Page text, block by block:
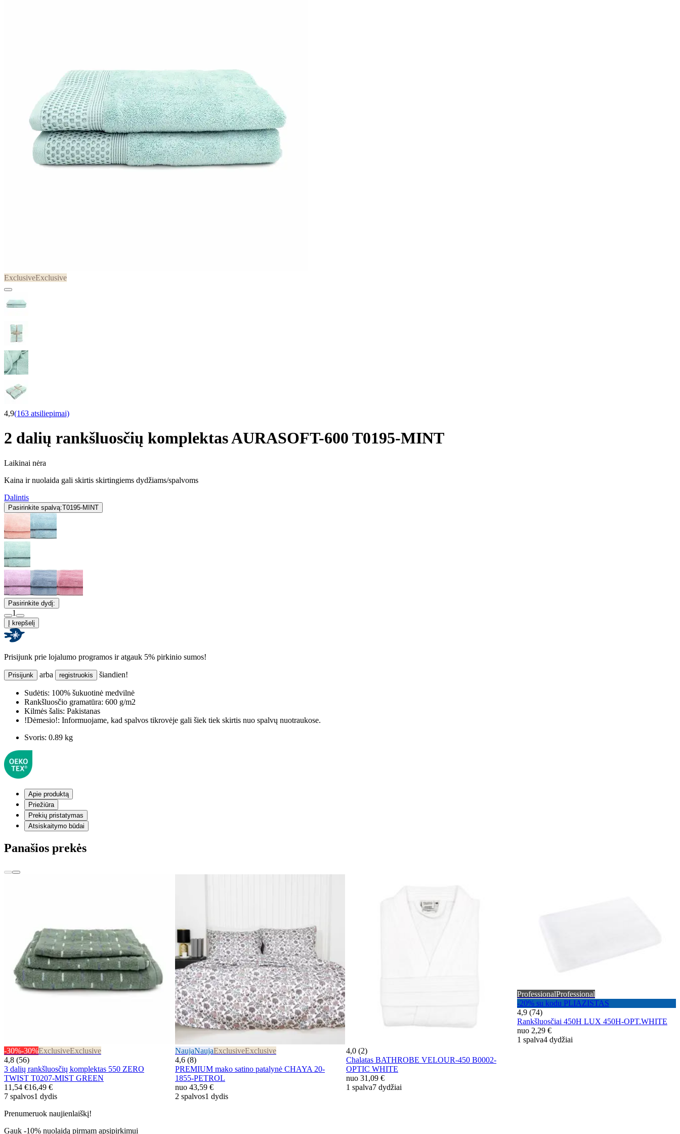
ExclusiveExclusive
4,9(163 atsiliepimai)
2 dalių rankšluosčių komplektas AURASOFT-600 T0195-MINT
Laikinai nėra
Kaina ir nuolaida gali skirtis skirtingiems dydžiams/spalvoms
Dalintis
Pasirinkite spalvą:T0195-MINT
Pasirinkite dydį:
1
Į krepšelį
Prisijunk prie lojalumo programos ir atgauk 5% pirkinio sumos!
Prisijunk arba registruokis šiandien!
Sudėtis: 100% šukuotinė medvilnė
Rankšluosčio gramatūra: 600 g/m2
Kilmės šalis: Pakistanas
!Dėmesio!: Informuojame, kad spalvos tikrovėje gali šiek tiek skirtis nuo spalvų nuotraukose.
Svoris: 0.89 kg
Apie produktą
Priežiūra
Prekių pristatymas
Atsiskaitymo būdai
Panašios prekės
-30%-30%ExclusiveExclusive
4,8 (56)
3 dalių rankšluosčių komplektas 550 ZERO
TWIST T0207-MIST GREEN
11,54 €16,49 €
7 spalvos1 dydis
NaujaNaujaExclusiveExclusive
4,6 (8)
PREMIUM mako satino patalynė CHAYA 20-
1855-PETROL
nuo 43,59 €
2 spalvos1 dydis
4,0 (2)
Chalatas BATHROBE VELOUR-450 B0002-
OPTIC WHITE
nuo 31,09 €
1 spalva7 dydžiai
ProfessionalProfessional
-20% su kodu PLIAZISTAS
4,9 (74)
Rankšluosčiai 450H LUX 450H-OPT.WHITE
nuo 2,29 €
1 spalva4 dydžiai
Prenumeruok naujienlaiškį!
Gauk -10% nuolaidą pirmam apsipirkimui